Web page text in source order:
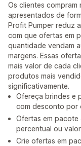
Os clientes
apresentados de
Profit Pumper reduz
com que ofertas em
quantidade vendam
margens. Essas
mais valor de cada
produtos mais
significativamente.
Ofereça brindes e
com desconto por
Ofertas em
percentual ou
Crie ofertas em